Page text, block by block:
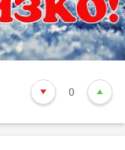
0